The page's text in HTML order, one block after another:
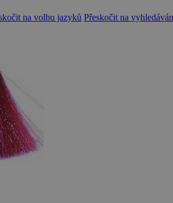
na volbu jazyků Přeskočit na